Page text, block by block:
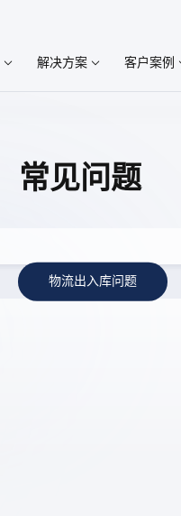
解决方案 客户案例
常见问题
物流出入库问题